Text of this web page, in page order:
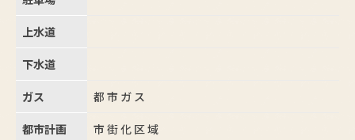
上水道
下水道
ガス 都市ガス
都市計画 市街化区域